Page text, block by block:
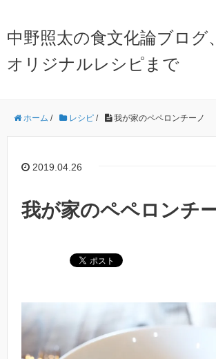
中野照太の食文化論ブログ
オリジナルレシピまで
ホーム / レシピ / 我が家のペペロンチーノ
2019.04.26
我が家のペペロンチ